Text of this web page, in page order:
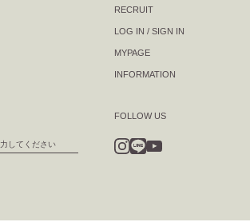
RECRUIT
LOG IN / SIGN IN
MYPAGE
INFORMATION
FOLLOW US